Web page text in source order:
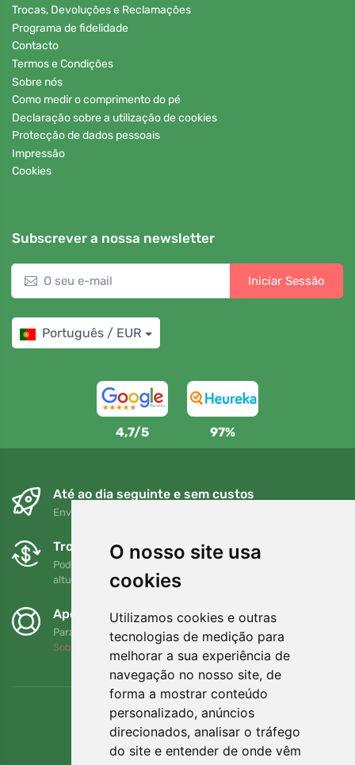
O nosso site usa
cookies
Utilizamos cookies e outras
tecnologias de medição para
melhorar a sua experiência de
navegação no nosso site, de
forma a mostrar conteúdo
personalizado, anúncios
direcionados, analisar o tráfego
do site e entender de onde vêm
Trocas, Devoluções e Reclamações
Programa de fidelidade
Contacto
Termos e Condições
Sobre nós
Como medir o comprimento do pé
Declaração sobre a utilização de cookies
Protecção de dados pessoais
Impressão
Cookies
Subscrever a nossa newsletter
Iniciar Sessão
Português / EUR
4,7/5 97%
Até ao dia seguinte e sem custos
Envio gratuito para encomendas superiores a 80 EUR
Trocas e devoluções gratuitas
Pode devolver ou trocar a sua encomenda em qualquer
altura no prazo de 90 dias
Apoiamos a Trees.org
Para cada encomenda plantamos uma árvore! Leia mais
Sobre nós